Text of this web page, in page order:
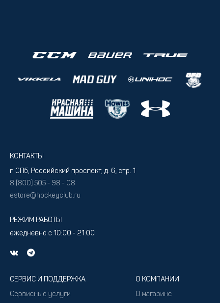
КОНТАКТЫ
г. СПб, Российский проспект, д. 6, стр. 1
8 (800) 505 - 98 - 08
estore@hockeyclub.ru
РЕЖИМ РАБОТЫ
ежедневно с 10:00 - 21:00
СЕРВИС И ПОДДЕРЖКА
Сервисные услуги
О КОМПАНИИ
О магазине